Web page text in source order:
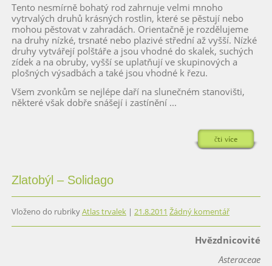
Tento nesmírně bohatý rod zahrnuje velmi mnoho
vytrvalých druhů krásných rostlin, které se pěstují nebo
mohou pěstovat v zahradách. Orientačně je rozdělujeme
na druhy nízké, trsnaté nebo plazivé střední až vyšší. Nízké
druhy vytvářejí polštáře a jsou vhodné do skalek, suchých
zídek a na obruby, vyšší se uplatňují ve skupinových a
plošných výsadbách a také jsou vhodné k řezu.
Všem zvonkům se nejlépe daří na slunečném stanovišti,
některé však dobře snášejí i zastínění ...
čti více
Zlatobýl – Solidago
Vloženo do rubrikyAtlas trvalek| 21.8.2011 Žádný komentář
Hvězdnicovité
Asteraceae